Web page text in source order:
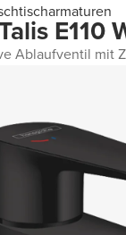
E110
Ablaufventil mit